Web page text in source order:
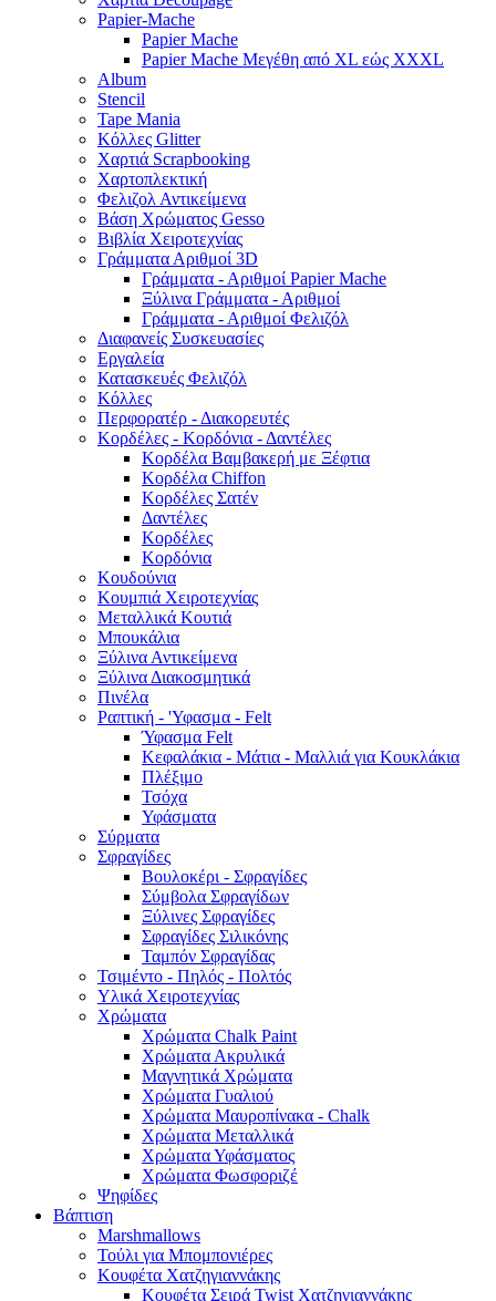
Papier-Mache
Papier Mache
Papier Mache Μεγέθη από XL εώς XXXL
Album
Stencil
Tape Mania
Κόλλες Glitter
Χαρτιά Scrapbooking
Χαρτοπλεκτική
Φελιζολ Αντικείμενα
Βάση Χρώματος Gesso
Βιβλία Χειροτεχνίας
Γράμματα Αριθμοί 3D
Γράμματα - Αριθμοί Papier Mache
Ξύλινα Γράμματα - Αριθμοί
Γράμματα - Αριθμοί Φελιζόλ
Διαφανείς Συσκευασίες
Εργαλεία
Κατασκευές Φελιζόλ
Κόλλες
Περφορατέρ - Διακορευτές
Κορδέλες - Κορδόνια - Δαντέλες
Κορδέλα Βαμβακερή με Ξέφτια
Κορδέλα Chiffon
Κορδέλες Σατέν
Δαντέλες
Κορδέλες
Κορδόνια
Κουδούνια
Κουμπιά Χειροτεχνίας
Μεταλλικά Κουτιά
Μπουκάλια
Ξύλινα Αντικείμενα
Ξύλινα Διακοσμητικά
Πινέλα
Ραπτική - 'Υφασμα - Felt
Ύφασμα Felt
Κεφαλάκια - Μάτια - Μαλλιά για Κουκλάκια
Πλέξιμο
Τσόχα
Υφάσματα
Σύρματα
Σφραγίδες
Βουλοκέρι - Σφραγίδες
Σύμβολα Σφραγίδων
Ξύλινες Σφραγίδες
Σφραγίδες Σιλικόνης
Ταμπόν Σφραγίδας
Τσιμέντο - Πηλός - Πολτός
Υλικά Χειροτεχνίας
Χρώματα
Χρώματα Chalk Paint
Χρώματα Ακρυλικά
Μαγνητικά Χρώματα
Χρώματα Γυαλιού
Χρώματα Μαυροπίνακα - Chalk
Χρώματα Μεταλλικά
Χρώματα Υφάσματος
Χρώματα Φωσφοριζέ
Ψηφίδες
Βάπτιση
Marshmallows
Τούλι για Μπομπονιέρες
Κουφέτα Χατζηγιαννάκης
Κουφέτα Σειρά Twist Χατζηγιαννάκης